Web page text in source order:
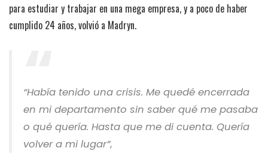
para estudiar y trabajar en una mega empresa, y a poco de haber
cumplido 24 años, volvió a Madryn.
“Había tenido una crisis. Me quedé encerrada
en mi departamento sin saber qué me pasaba
o qué quería. Hasta que me di cuenta. Quería
volver a mi lugar”,